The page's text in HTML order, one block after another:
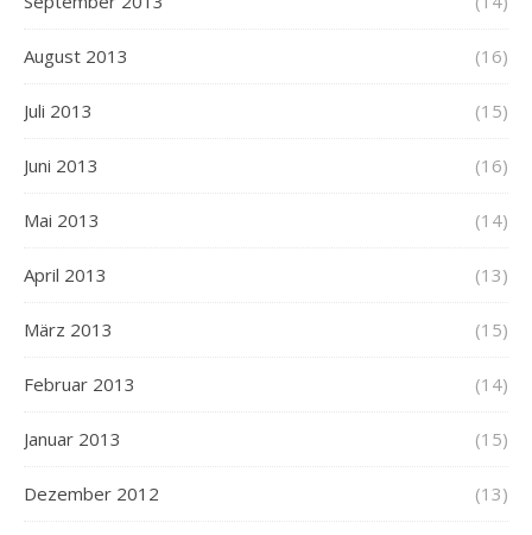
August 2013 (16)
Juli 2013 (15)
Juni 2013 (16)
Mai 2013 (14)
April 2013 (13)
März 2013 (15)
Februar 2013 (14)
Januar 2013 (15)
Dezember 2012 (13)